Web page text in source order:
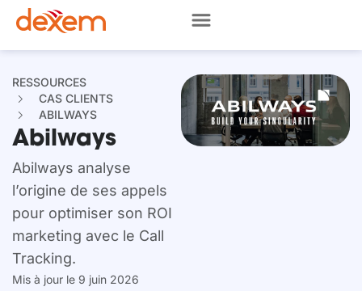
RESSOURCES
CAS CLIENTS
ABILWAYS
Abilways
Abilways analyse
l’origine de ses appels
pour optimiser son ROI
marketing avec le Call
Tracking.
Mis à jour le 9 juin 2026